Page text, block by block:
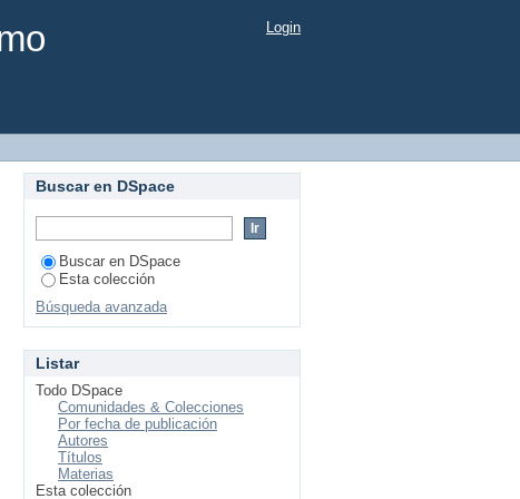
Login
Buscar en DSpace
Buscar en DSpace
Esta colección
Búsqueda avanzada
Listar
Todo DSpace
Comunidades & Colecciones
Por fecha de publicación
Autores
Títulos
Materias
Esta colección